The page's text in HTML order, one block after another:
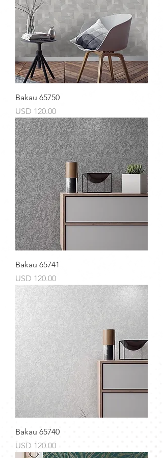
o
Bakau 65750
Precio
USD 120.00
Bakau 65741
Precio
USD 120.00
Bakau 65740
Precio
USD 120.00